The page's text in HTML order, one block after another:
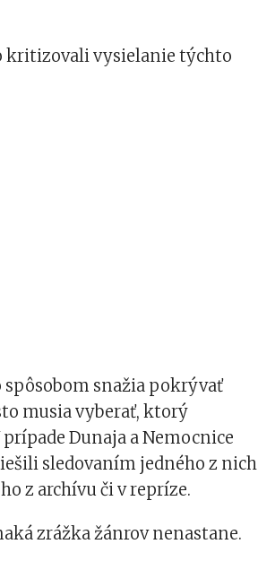
kritizovali vysielanie týchto
snažia pokrývať
musia vyberať, ktorý
Dunaja a Nemocnice
sledovaním jedného z nich
z archívu či v repríze.
zrážka žánrov nenastane.